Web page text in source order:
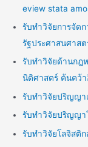
eview stata
รับทำวิจัยการจัด
รัฐประศาสนศาสต
รับทำวิจัยด้านกฎ
นิติศาสตร์ ค้นคว้
รับทำวิจัยปริญญา
รับทำวิจัยปริญญา
รับทำวิจัยโลจิสติ